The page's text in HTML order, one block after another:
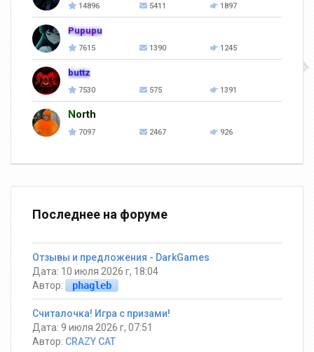
14896 5411 1897
Pupupu
7615 1390 1245
buttz
7530 575 1391
North
7097 2467 926
Последнее на форуме
Отзывы и предложения - DarkGames
Дата: 10 июля 2026 г, 18:04
Автор:
phagleb
Считалочка! Игра с призами!
Дата: 9 июля 2026 г, 07:51
Автор: CRAZY CAT